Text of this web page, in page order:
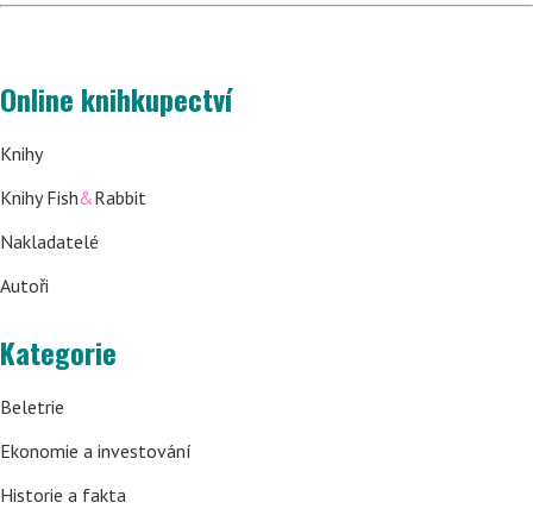
Online knihkupectví
Knihy
Knihy Fish&Rabbit
Nakladatelé
Autoři
Kategorie
Beletrie
Ekonomie a investování
Historie a fakta